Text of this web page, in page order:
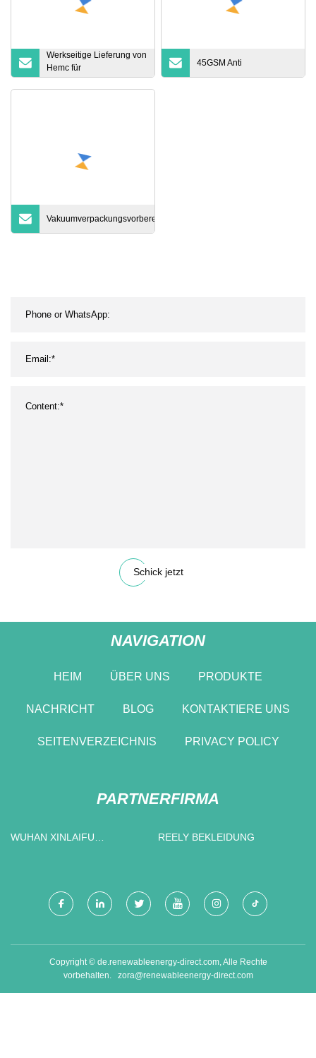
Werkseitige Lieferung von
Hemc für
Keramikfaserklebstoff,
Mhec-Schmiermittel
45GSM Anti
Vakuumverpackungsvorbereitung
Schick jetzt
NAVIGATION
HEIM ÜBER UNS PRODUKTE
NACHRICHT BLOG KONTAKTIERE UNS
SEITENVERZEICHNIS PRIVACY POLICY
PARTNERFIRMA
WUHAN XINLAIFU
REELY BEKLEIDUNG
Copyright © de.renewableenergy-direct.com, Alle Rechte
vorbehalten. zora@renewableenergy-direct.com